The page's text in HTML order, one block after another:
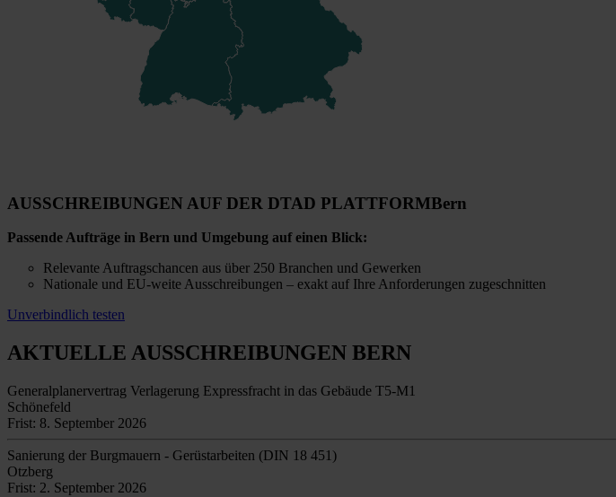
AUSSCHREIBUNGEN AUF DER DTAD PLATTFORMBern
Passende Aufträge in Bern und Umgebung auf einen Blick:
Relevante Auftragschancen aus über 250 Branchen und Gewerken
Nationale und EU-weite Ausschreibungen – exakt auf Ihre Anforderungen zugeschnitten
Unverbindlich testen
AKTUELLE AUSSCHREIBUNGEN BERN
Generalplanervertrag Verlagerung Expressfracht in das Gebäude T5-M1
Schönefeld
Frist: 8. September 2026
Sanierung der Burgmauern - Gerüstarbeiten (DIN 18 451)
Otzberg
Frist: 2. September 2026